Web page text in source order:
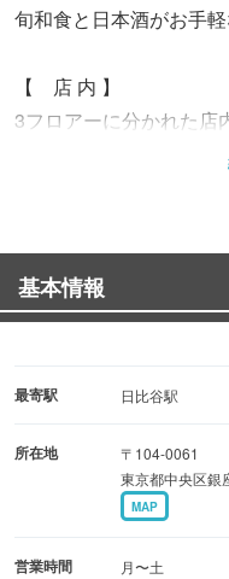
旬和食と日本酒がお手
【 店 内 】
3フロアーに分かれた店
仕事帰りの一杯から接
カウンター席
◆2F 落ち着いてゆっく
は最大23名可
会、結婚式の2,3次会も最
【 会社宴会・接待 】
飲み放題付『旬の味覚
7000円(税別)
『すっぽん鍋コース』
基本情報
最寄駅 日比谷駅
所在地
〒104-0061
東京都中央区銀
MAP
営業時間
月〜土